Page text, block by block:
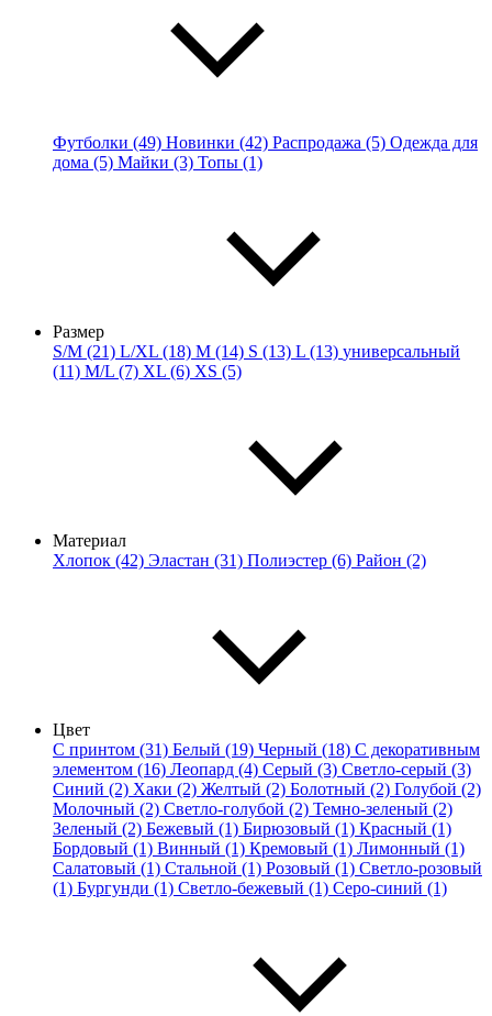
Футболки (49) Новинки (42) Распродажа (5) Одежда для
дома (5) Майки (3) Топы (1)
Размер
S/M (21) L/XL (18) M (14) S (13) L (13) универсальный
(11) M/L (7) XL (6) XS (5)
Материал
Хлопок (42) Эластан (31) Полиэстер (6) Район (2)
Цвет
С принтом (31) Белый (19) Черный (18) С декоративным
элементом (16) Леопард (4) Серый (3) Светло-серый (3)
Синий (2) Хаки (2) Желтый (2) Болотный (2) Голубой (2)
Молочный (2) Светло-голубой (2) Темно-зеленый (2)
Зеленый (2) Бежевый (1) Бирюзовый (1) Красный (1)
Бордовый (1) Винный (1) Кремовый (1) Лимонный (1)
Салатовый (1) Стальной (1) Розовый (1) Светло-розовый
(1) Бургунди (1) Светло-бежевый (1) Серо-синий (1)